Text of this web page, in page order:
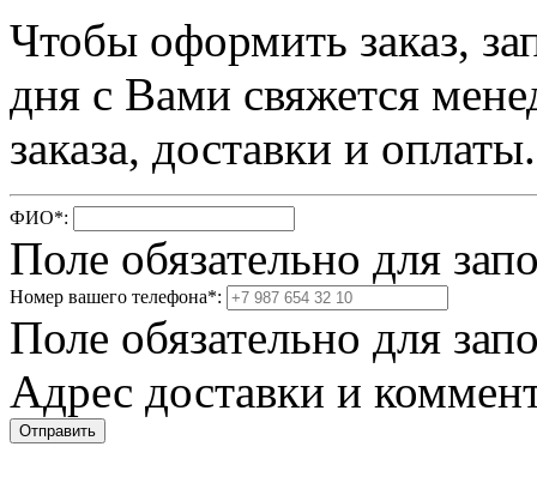
Чтобы оформить заказ,
дня с Вами свяжется
заказа, доставки и оплаты.
ФИО*:
Поле обязательно для
Номер вашего телефона*:
Поле обязательно для
Адрес доставки и